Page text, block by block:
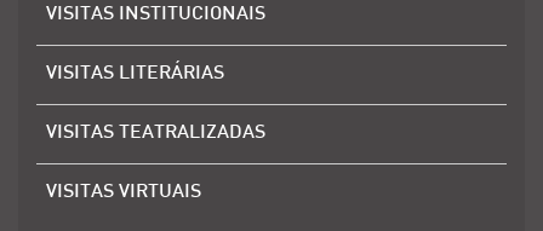
VISITAS INSTITUCIONAIS
VISITAS LITERÁRIAS
VISITAS TEATRALIZADAS
VISITAS VIRTUAIS